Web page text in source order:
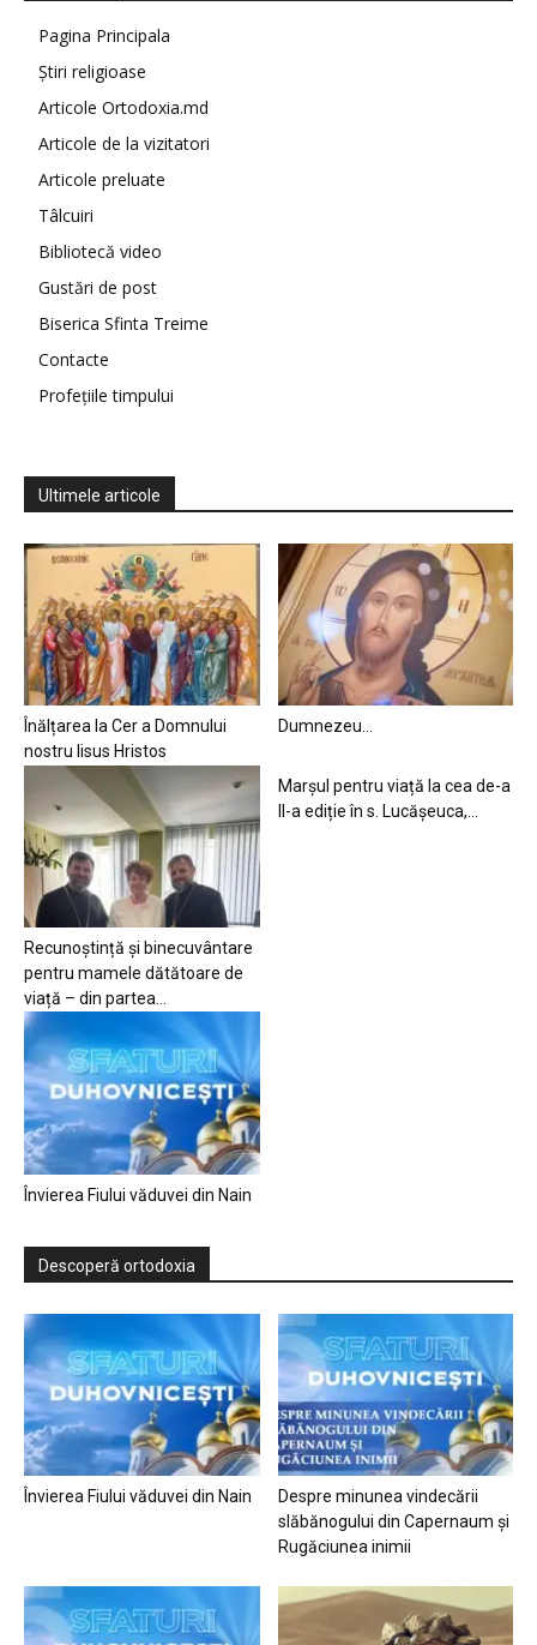
Pagina Principala
Știri religioase
Articole Ortodoxia.md
Articole de la vizitatori
Articole preluate
Tâlcuiri
Bibliotecă video
Gustări de post
Biserica Sfinta Treime
Contacte
Profețiile timpului
Ultimele articole
Înălțarea la Cer a Domnului
nostru Iisus Hristos
Dumnezeu…
Recunoștință și binecuvântare
pentru mamele dătătoare de
viață – din partea...
Marșul pentru viață la cea de-a
II-a ediție în s. Lucășeuca,...
Învierea Fiului văduvei din Nain
Descoperă ortodoxia
Învierea Fiului văduvei din Nain
Despre minunea vindecării
slăbănogului din Capernaum și
Rugăciunea inimii